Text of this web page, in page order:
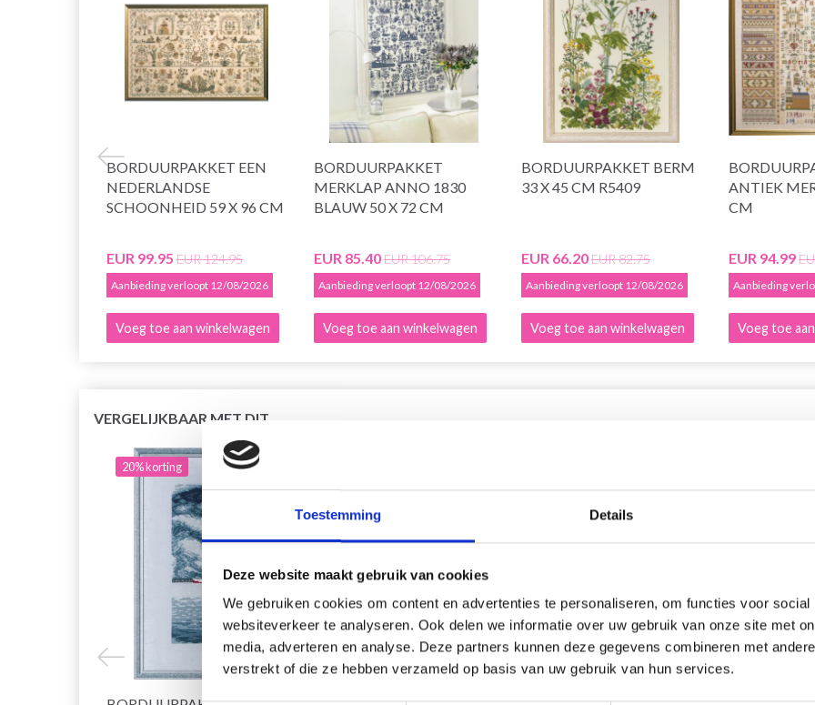
Toestemming Details
Deze website maakt gebruik van cookies
We gebruiken cookies om content en advertenties te personaliseren, om functies voor social
websiteverkeer te analyseren. Ook delen we informatie over uw gebruik van onze site met
media, adverteren en analyse. Deze partners kunnen deze gegevens combineren met
verstrekt of die ze hebben verzameld op basis van uw gebruik van hun services.
BORDUURPAKKET EEN
NEDERLANDSE
SCHOONHEID 59 X 96 CM
EUR 99.95 EUR 124.95
Aanbieding verloopt 12/08/2026
Voeg toe aan winkelwagen
BORDUURPAKKET
MERKLAP ANNO 1830
BLAUW 50 X 72 CM
EUR 85.40EUR 106.75
Aanbieding verloopt 12/08/2026
Voeg toe aan winkelwagen
BORDUURPAKKET BERM
33 X 45 CM R5409
EUR 66.20EUR 82.75
Aanbieding verloopt 12/08/2026
Voeg toe aan winkelwagen
ANTIEK
CM
EUR 94.99
Aanbieding
Voeg toe
VERGELIJKBAAR MET DIT
20% korting